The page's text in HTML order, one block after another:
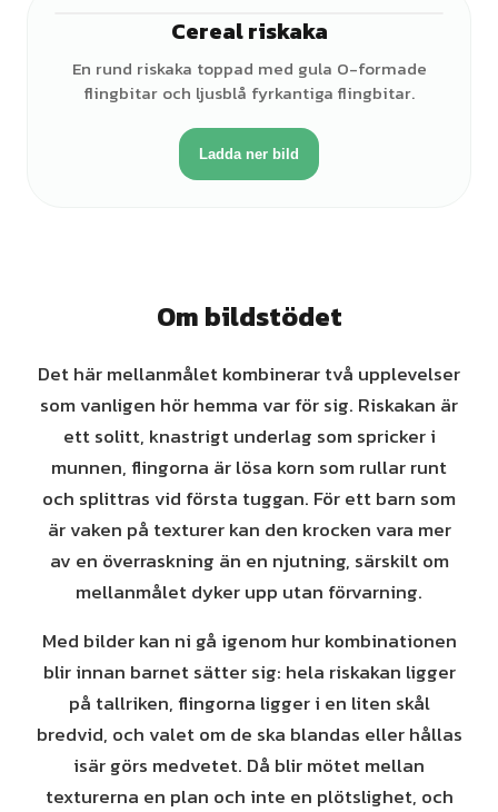
Cereal riskaka
En rund riskaka toppad med gula O-formade
flingbitar och ljusblå fyrkantiga flingbitar.
Ladda ner bild
Om bildstödet
Det här mellanmålet kombinerar två upplevelser
som vanligen hör hemma var för sig. Riskakan är
ett solitt, knastrigt underlag som spricker i
munnen, flingorna är lösa korn som rullar runt
och splittras vid första tuggan. För ett barn som
är vaken på texturer kan den krocken vara mer
av en överraskning än en njutning, särskilt om
mellanmålet dyker upp utan förvarning.
Med bilder kan ni gå igenom hur kombinationen
blir innan barnet sätter sig: hela riskakan ligger
på tallriken, flingorna ligger i en liten skål
bredvid, och valet om de ska blandas eller hållas
isär görs medvetet. Då blir mötet mellan
texturerna en plan och inte en plötslighet, och